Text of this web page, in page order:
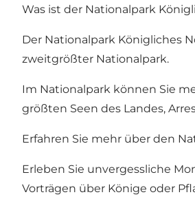
Was ist der Nationalpark
Der Nationalpark Königliches
zweitgrößter Nationalpark.
Im Nationalpark können Sie
größten Seen des Landes,
Erfahren Sie mehr über den
Erleben Sie unvergessliche
Vorträgen über Könige oder